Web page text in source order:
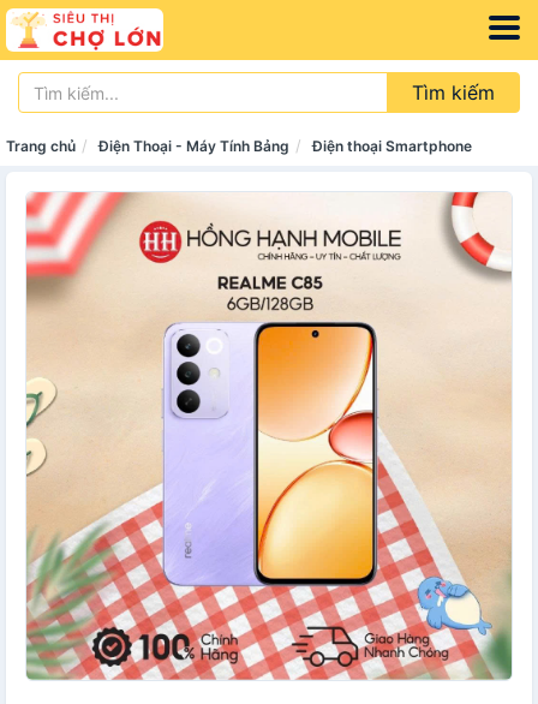
Tìm kiếm
Trang chủ Điện Thoại - Máy Tính Bảng Điện thoại Smartphone